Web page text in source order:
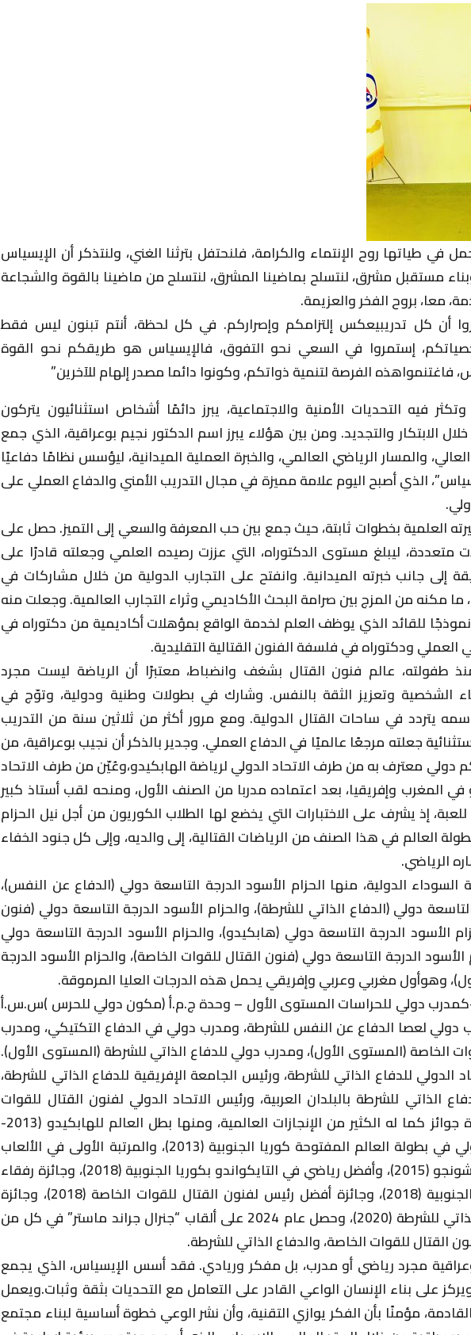
طياتها روح الإنتماء والكرامة، فلنحتفل بترثنا الغني، ولنتذكر أن الإيسياس
مستقبل مشرق، لنتسلح بماضينا المشرق، لنتسلح من ماضينا بالقوة والشجاعة
معا، بروح الفخر والعزيمة.
أن كل تدريبيعكس إلتزامكم وإصراركم. في كل لحظة، أنتم تبنون ليس فقط
إستمروا في السعي نحو التفوق، فالإيسياس هو طريقكم نحو القوة
فاغتنمواهذه الفرصة لتنمية ذواتكم، وكونوا دائما مصدر إلهام للآخرين”
فيه التحديات الأمنية والاجتماعية، يبرز دائمًا أشخاص استثنائيون يتركون
الابتكار والتجديد. ومن بين هؤلاء يبرز اسم الدكتور نجيم بوعراقية، الذي جمع
والمسار الرياضي العالمي، والخبرة العملية الميدانية، ليؤسس نظامًا دفاعيًا
الذي أصبح اليوم علامة مميزة في مجال التدريب الأمني والدفاع العملي على
العلمية بخطوات ثابتة، حيث جمع بين حب المعرفة والسعي إلى التميز. حصل على
متعددة، ليبلغ مستوى الدكتوراه، التي عززت رصيده العلمي وجعلته قادرًا على
إلى جانب خبرته الميدانية. وانفتح على التجارب الدولية من خلال مشاركات في
ما مكنه من المزج بين صرامة البحث الأكاديمي وثراء التجارب العالمية. وجعلت منه
للقائد الذي يوظف العلم لخدمة الواقع بمؤهلات أكاديمية من دكتوراه في
العملي ودكتوراه في فلسفة الفنون القتالية التقليدية.
طفولته، عالم فنون القتال بشغف وانضباط، معتبرًا أن الرياضة ليست مجرد
الشخصية وتعزيز الثقة بالنفس. وشارك في بطولات وطنية ودولية، وتوّج في
يتردد في ساحات القتال الدولية. ومع مرور أكثر من ثلاثين سنة من التدريب
جعلته مرجعًا عالميًا في الدفاع العملي. وجدير بالذكر أن نجيب بوعراقية، من
بالرباط، حكم دولي معترف به من طرف الاتحاد الدولي لرياضة الهابكيدو،وعُيّن من طرف الاتحاد
في المغرب وإفريقيا، بعد اعتماده مدربا من الصنف الأول، ومنحه لقب أستاذ كبير
إذ يشرف على الاختبارات التي يخضع لها الطلاب الكوريون من أجل نيل الحزام
العالم في هذا الصنف من الرياضات القتالية، إلى والديه، وإلى كل جنود الخفاء
الرياضي.
الدولية، منها الحزام الأسود الدرجة التاسعة دولي (الدفاع عن النفس)،
دولي (الدفاع الذاتي للشرطة)، والحزام الأسود الدرجة التاسعة دولي (فنون
الأسود الدرجة التاسعة دولي (هابكيدو)، والحزام الأسود الدرجة التاسعة دولي
الأسود الدرجة التاسعة دولي (فنون القتال للقوات الخاصة)، والحزام الأسود الدرجة
وهوأول مغربي وعربي وإفريقي يحمل هذه الدرجات العليا المرموقة.
كمدرب دولي للحراسات المستوى الأول – وحدة ج.م.أ (مكون دولي للحرس )س.س.أ
دولي لعصا الدفاع عن النفس للشرطة، ومدرب دولي في الدفاع التكتيكي، ومدرب
الخاصة (المستوى الأول)، ومدرب دولي للدفاع الذاتي للشرطة (المستوى الأول).
الدولي للدفاع الذاتي للشرطة، ورئيس الجامعة الإفريقية للدفاع الذاتي للشرطة،
الذاتي للشرطة بالبلدان العربية، ورئيس الاتحاد الدولي لفنون القتال للقوات
الخاصة. وحصل على عدة جوائز كما له الكثير من الإنجازات العالمية، ومنها بطل العالم للهابكيدو (2013-
2015)، وأفضل حكم دولي في بطولة العالم المفتوحة كوريا الجنوبية (2013)، والمرتبة الأولى في الألعاب
العالمية لفنون القتال/شونجو (2015)، وأفضل رياضي في التايكواندو بكوريا الجنوبية (2018)، وجائزة رفقاء
القوات الخاصة لكوريا الجنوبية (2018)، وجائزة أفضل رئيس لفنون القتال للقوات الخاصة (2018)، وجائزة
القائد الأفضل للدفاع الذاتي للشرطة (2020)، وحصل عام 2024 على ألقاب “جنرال جراند ماستر” في كل من
القتال للقوات الخاصة، والدفاع الذاتي للشرطة.
مجرد رياضي أو مدرب، بل مفكر وريادي. فقد أسس الإيسياس، الذي يجمع
على بناء الإنسان الواعي القادر على التعامل مع التحديات بثقة وثبات.ويعمل
مؤمنًا بأن الفكر يوازي التقنية، وأن نشر الوعي خطوة أساسية لبناء مجتمع